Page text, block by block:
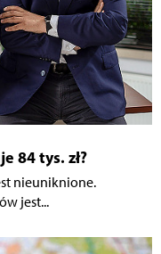
84 tys. zł?
nieuniknione.
jest...